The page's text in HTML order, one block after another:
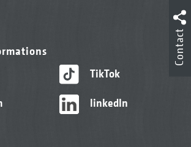
TikTok
linkedIn
Contact